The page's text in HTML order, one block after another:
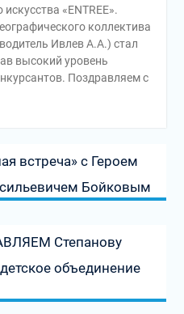
«ENTREE».
коллектива
Ивлев А.А.) стал
высокий уровень
Поздравляем с
встреча» с Героем
Бойковым
Степанову
объединение